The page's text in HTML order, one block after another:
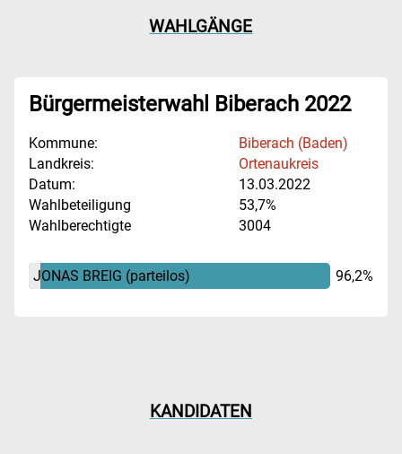
WAHLGÄNGE
Bürgermeisterwahl Biberach 2022
Kommune:
Biberach (Baden)
Landkreis:
Ortenaukreis
Datum:
13.03.2022
Wahlbeteiligung
53,7%
Wahlberechtigte
3004
JONAS BREIG (parteilos) 96,2%
KANDIDATEN